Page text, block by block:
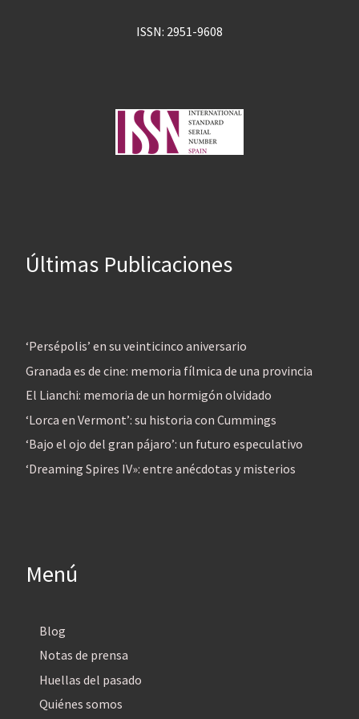
ISSN: 2951-9608
Últimas Publicaciones
‘Persépolis’ en su veinticinco aniversario
Granada es de cine: memoria fílmica de una provincia
El Lianchi: memoria de un hormigón olvidado
‘Lorca en Vermont’: su historia con Cummings
‘Bajo el ojo del gran pájaro’: un futuro especulativo
‘Dreaming Spires IV»: entre anécdotas y misterios
Menú
Blog
Notas de prensa
Huellas del pasado
Quiénes somos